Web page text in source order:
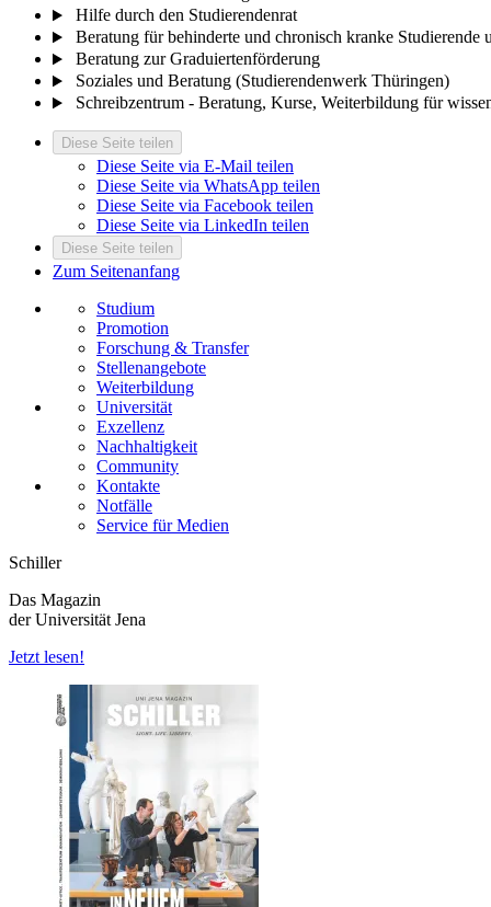
Hilfe durch den Studierendenrat
Beratung für behinderte und chronisch kranke Studierende
Beratung zur Graduiertenförderung
Soziales und Beratung (Studierendenwerk Thüringen)
Schreibzentrum - Beratung, Kurse, Weiterbildung für
Diese Seite teilen
Diese Seite via E-Mail teilen
Diese Seite via WhatsApp teilen
Diese Seite via Facebook teilen
Diese Seite via LinkedIn teilen
Diese Seite teilen
Zum Seitenanfang
Studium
Promotion
Forschung & Transfer
Stellenangebote
Weiterbildung
Universität
Exzellenz
Nachhaltigkeit
Community
Kontakte
Notfälle
Service für Medien
Schiller
Das Magazin
der Universität Jena
Jetzt lesen!